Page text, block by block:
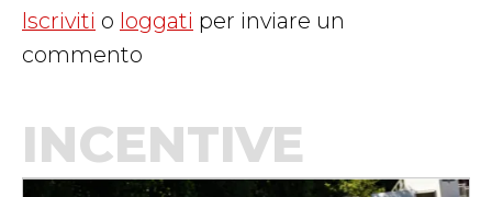
Iscriviti o loggati per inviare un
commento
INCENTIVE